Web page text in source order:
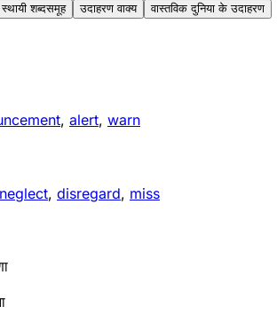
शब्दसमूह उदाहरण वाक्य वास्तविक दुनिया के उदाहरण
, alert, warn
neglect, disregard, miss